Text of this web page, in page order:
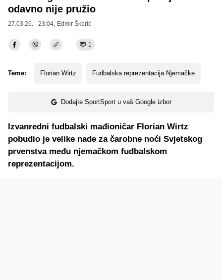
odavno nije pružio
27.03.26. - 23:04, Edmir Škorić
1
Teme: Florian Wirtz Fudbalska reprezentacija Njemačke
Dodajte SportSport u vaš Google izbor
Izvanredni fudbalski mađioničar Florian Wirtz
pobudio je velike nade za čarobne noći Svjetskog
prvenstva među njemačkom fudbalskom
reprezentacijom.